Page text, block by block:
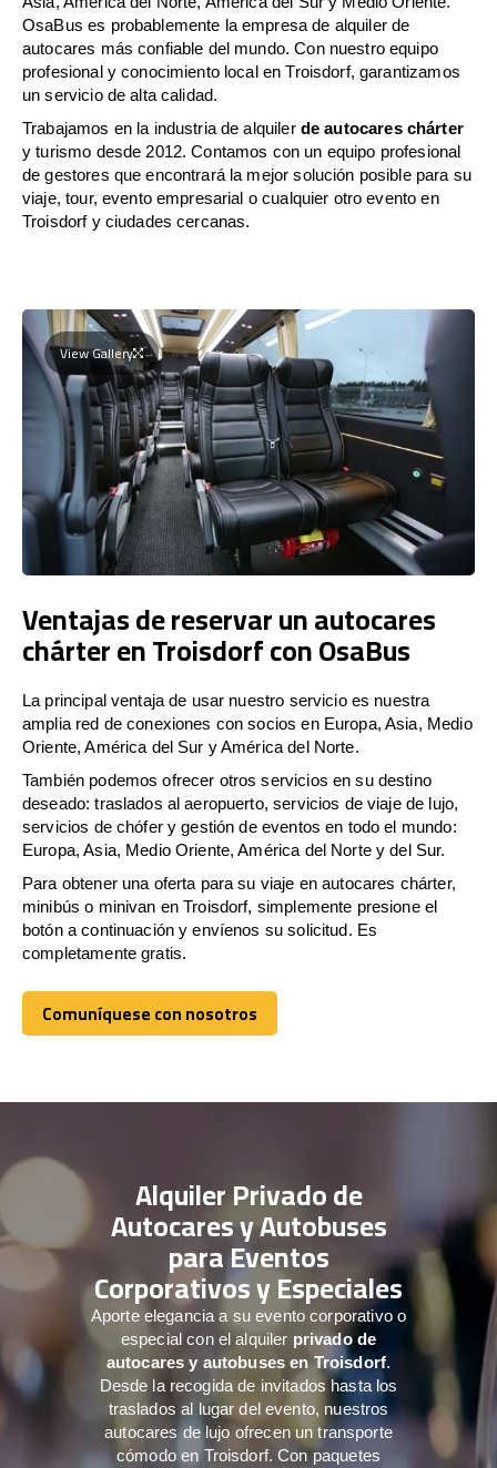
OsaBus es probablemente la empresa de alquiler de
autocares más confiable del mundo. Con nuestro equipo
profesional y conocimiento local en Troisdorf, garantizamos
un servicio de alta calidad.
Trabajamos en la industria de alquiler de autocares chárter
y turismo desde 2012. Contamos con un equipo profesional
de gestores que encontrará la mejor solución posible para su
viaje, tour, evento empresarial o cualquier otro evento en
Troisdorf y ciudades cercanas.
View Gallery
Ventajas de reservar un autocares
chárter en Troisdorf con OsaBus
La principal ventaja de usar nuestro servicio es nuestra
amplia red de conexiones con socios en Europa, Asia, Medio
Oriente, América del Sur y América del Norte.
También podemos ofrecer otros servicios en su destino
deseado: traslados al aeropuerto, servicios de viaje de lujo,
servicios de chófer y gestión de eventos en todo el mundo:
Europa, Asia, Medio Oriente, América del Norte y del Sur.
Para obtener una oferta para su viaje en autocares chárter,
minibús o minivan en Troisdorf, simplemente presione el
botón a continuación y envíenos su solicitud. Es
completamente gratis.
Comuníquese con nosotros
Comuníquese con nosotros
Alquiler Privado de
Autocares y Autobuses
para Eventos
Corporativos y Especiales
Aporte elegancia a su evento corporativo o
especial con el alquiler privado de
autocares y autobuses en Troisdorf.
Desde la recogida de invitados hasta los
traslados al lugar del evento, nuestros
autocares de lujo ofrecen un transporte
cómodo en Troisdorf. Con paquetes